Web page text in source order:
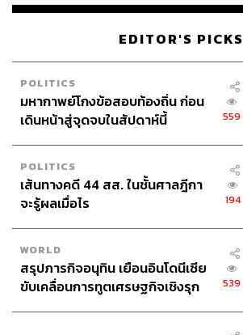
EDITOR'S PICKS
POLITICS
มหากาพย์โกงข้อสอบท้องถิ่น ก่อน
เดินหน้าสู่จุดจบในสัปดาห์นี้
559
POLITICS
เส้นทางคดี 44 สส. ในชั้นศาลฎีกา
จะรู้ผลเมื่อไร
194
WORLD
สรุปภารกิจอนุทิน เยือนอินโดนีเซีย
ขับเคลื่อนการทูตเศรษฐกิจเชิงรุก
539